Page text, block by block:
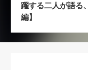
躍する二人が語る
編】